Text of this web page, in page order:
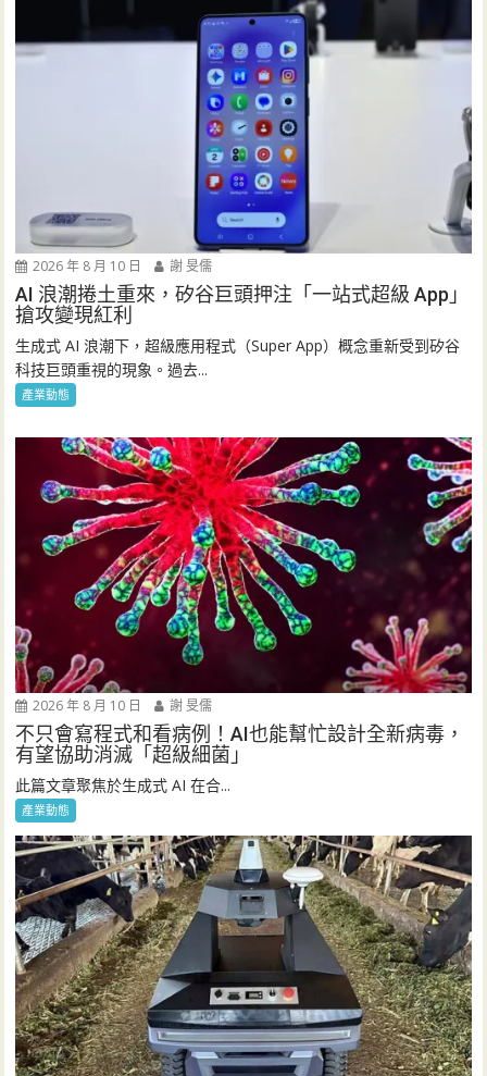
2026 年 8 月 10 日 謝 旻儒
AI 浪潮捲土重來，矽谷巨頭押注「一站式超級 App」
搶攻變現紅利
生成式 AI 浪潮下，超級應用程式（Super App）概念重新受到矽谷
科技巨頭重視的現象。過去...
產業動態
2026 年 8 月 10 日 謝 旻儒
不只會寫程式和看病例！AI也能幫忙設計全新病毒，
有望協助消滅「超級細菌」
此篇文章聚焦於生成式 AI 在合...
產業動態